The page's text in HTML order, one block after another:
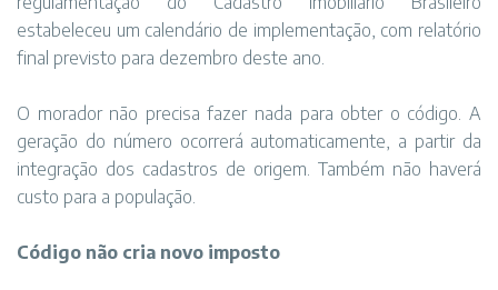
estabeleceu um calendário de implementação, com relatório
final previsto para dezembro deste ano.
O morador não precisa fazer nada para obter o código. A
geração do número ocorrerá automaticamente, a partir da
integração dos cadastros de origem. Também não haverá
custo para a população.
Código não cria novo imposto